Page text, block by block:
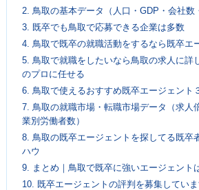
2. 鳥取の基本データ（人口・GDP・会社数
3. 既卒でも鳥取で応募できる企業は多数
4. 鳥取で既卒の就職活動をするなら既卒エ
5. 鳥取で就職をしたいなら鳥取の求人に詳
のプロに任せる
6. 鳥取で使えるおすすめ既卒エージェント
7. 鳥取の就職市場・転職市場データ（求人
業別労働者数）
8. 鳥取の既卒エージェントを探してる既卒
ハウ
9.
まとめ｜鳥取で既卒に強いエージェント
10. 既卒エージェントの評判を募集してい